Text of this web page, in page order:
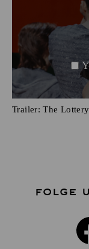
Trailer: The
FOLGE